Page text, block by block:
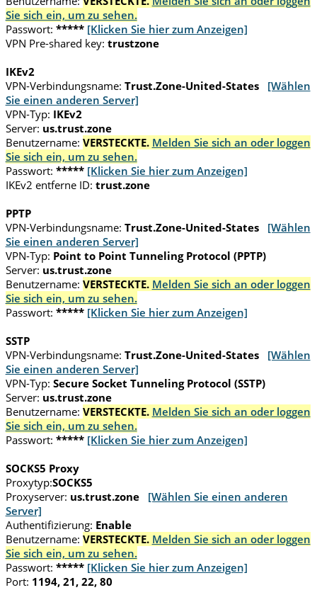
Sie sich ein, um zu sehen.
Passwort: ***** [Klicken Sie hier zum Anzeigen]
VPN Pre-shared key: trustzone
IKEv2
VPN-Verbindungsname: Trust.Zone-United-States
[Wählen
Sie einen anderen Server]
VPN-Typ: IKEv2
Server: us.trust.zone
Benutzername: VERSTECKTE. Melden Sie sich an oder loggen
Sie sich ein, um zu sehen.
Passwort: ***** [Klicken Sie hier zum Anzeigen]
IKEv2 entferne ID: trust.zone
PPTP
VPN-Verbindungsname: Trust.Zone-United-States
[Wählen
Sie einen anderen Server]
VPN-Typ: Point to Point Tunneling Protocol (PPTP)
Server: us.trust.zone
Benutzername: VERSTECKTE. Melden Sie sich an oder loggen
Sie sich ein, um zu sehen.
Passwort: ***** [Klicken Sie hier zum Anzeigen]
SSTP
VPN-Verbindungsname: Trust.Zone-United-States
[Wählen
Sie einen anderen Server]
VPN-Typ: Secure Socket Tunneling Protocol (SSTP)
Server: us.trust.zone
Benutzername: VERSTECKTE. Melden Sie sich an oder loggen
Sie sich ein, um zu sehen.
Passwort: ***** [Klicken Sie hier zum Anzeigen]
SOCKS5 Proxy
Proxytyp:SOCKS5
Proxyserver: us.trust.zone
[Wählen Sie einen anderen
Server]
Authentifizierung: Enable
Benutzername: VERSTECKTE. Melden Sie sich an oder loggen
Sie sich ein, um zu sehen.
Passwort: ***** [Klicken Sie hier zum Anzeigen]
Port: 1194, 21, 22, 80